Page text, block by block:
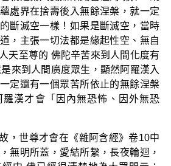
處界在捨壽後入無餘涅槃，就一定
斷滅空一樣！如果是斷滅空，當時
，主張一切法都是緣起性空、無自
天至尊的 佛陀辛苦來到人間化度有
來到人間廣度眾生，顯然阿羅漢入
定還有一個眾苦所依止的無餘涅槃
羅漢才會「因內無恐怖、因外無恐
，世尊才會在《雜阿含經》卷10中
無明所蓋，愛結所繫，長夜輪迴，